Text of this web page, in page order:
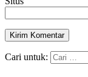
Cari untuk: